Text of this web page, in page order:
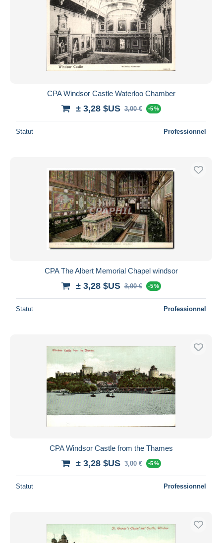
CPA Windsor Castle Waterloo Chamber
± 3,28 $US 3,00 € -5 %
Statut Professionnel
CPA The Albert Memorial Chapel windsor
± 3,28 $US 3,00 € -5 %
Statut Professionnel
CPA Windsor Castle from the Thames
± 3,28 $US 3,00 € -5 %
Statut Professionnel